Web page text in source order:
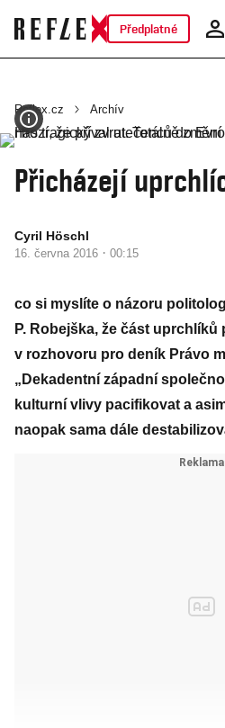
Předplatné
Reflex.cz Archív
Přicházejí
Cyril Höschl
16. června 2016 · 00:15
co si myslíte o názoru
P. Robejška, že část
v rozhovoru pro deník Právo
„Dekadentní západní
kultur­ní vlivy pacifikovat a
naopak sama dále